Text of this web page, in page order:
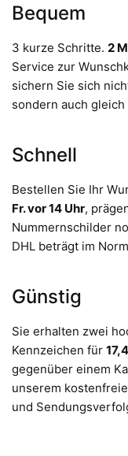
Bequem
3 kurze Schritte. 2
Service zur
sichern Sie sich
sondern auch
Schnell
Bestellen Sie Ihr
Fr. vor 14 Uhr,
Nummernschilder
DHL beträgt im
Günstig
Sie erhalten zwei
Kennzeichen für
gegenüber einem
unserem
und